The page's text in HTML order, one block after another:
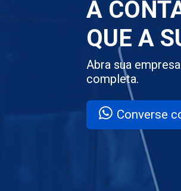
A
QUE A
Abra sua
completa.
Converse